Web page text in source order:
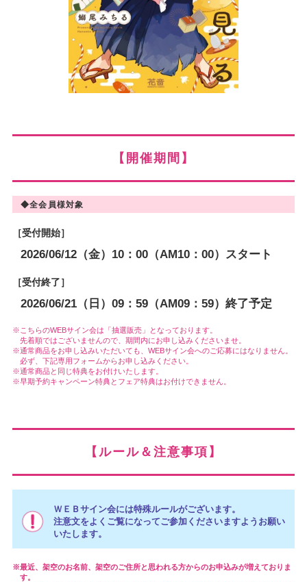
【開催期間】
◆全会員様対象
［受付開始］
2026/06/12（金）10：00（AM10：00）スタート
［受付終了］
2026/06/21（日）09：59（AM09：59）終了予定
こちらのWEBサイン会は「抽選販売」となっております。
先着順ではございませんので、期間内にお申し込みくださいませ。
通常商品をお申し込みいただいても、WEBサイン会へのご応募にはなりません。
必ず、下記専用フォームからお申し込みください。
通常商品と同じ特典をお付けいたします。
早期予約キャンペーン特典とフェア特典はお付けできません。
【ルール＆注意事項】
ＷＥＢサイン会には特殊ルールがございます。
注意文をよくご覧になってご参加くださいますようお願い
いたします。
最近、架空のお名前、架空のご住所と思われる方からのお申込みが増えておりま
す。